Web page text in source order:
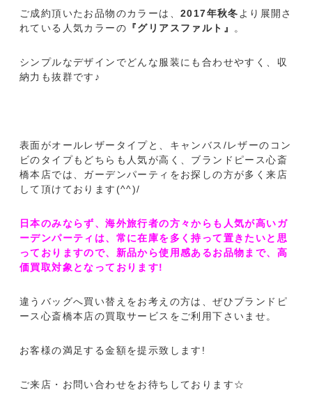
ご成約頂いたお品物のカラーは、 2017年秋冬 より展開さ
れている人気カラーの 『グリアスファルト』 。
シンプルなデザインでどんな服装にも合わせやすく、収
納力も抜群です♪
表面がオールレザータイプと、キャンバス/レザーのコン
ビのタイプもどちらも人気が高く、ブランドピース心斎
橋本店では、ガーデンパーティをお探しの方が多く来店
して頂けております(^^)/
日本のみならず、海外旅行者の方々からも人気が高いガ
ーデンパーティは、常に在庫を多く持って置きたいと思
っておりますので、新品から使用感あるお品物まで、高
価買取対象となっております!
違うバッグへ買い替えをお考えの方は、ぜひブランドピ
ース心斎橋本店の買取サービスをご利用下さいませ。
お客様の満足する金額を提示致します!
ご来店・お問い合わせをお待ちしております☆